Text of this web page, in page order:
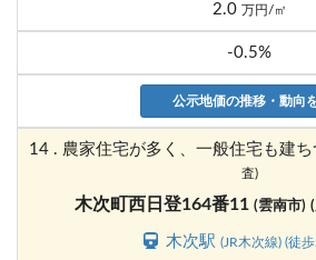
2.0 万円/㎡
-0.5%
公示地価の推移・動向
14 . 農家住宅が多く、一般住宅も建
査)
木次町西日登164番11 (雲南市)
木次駅(JR木次線) (徒